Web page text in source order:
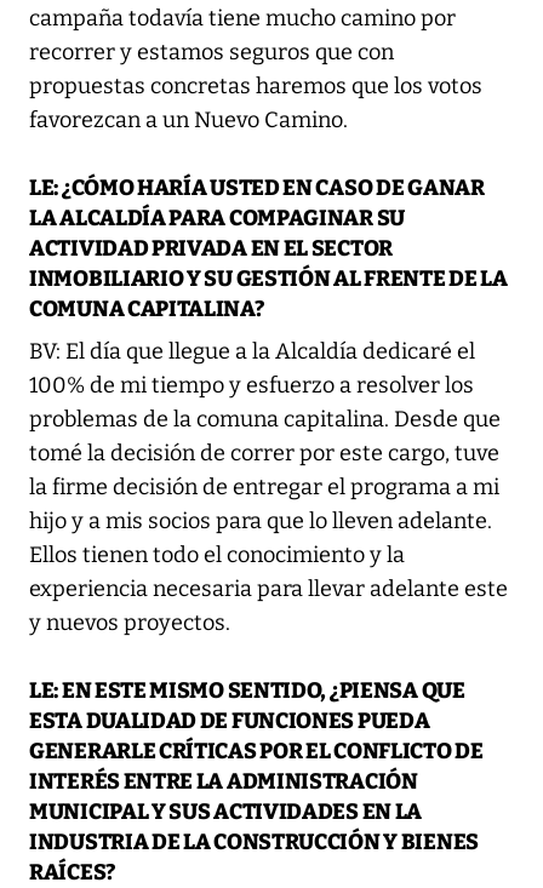
campaña todavía tiene mucho camino por
recorrer y estamos seguros que con
propuestas concretas haremos que los votos
favorezcan a un Nuevo Camino.
LE: ¿CÓMO HARÍA USTED EN CASO DE GANAR
LA ALCALDÍA PARA COMPAGINAR SU
ACTIVIDAD PRIVADA EN EL SECTOR
INMOBILIARIO Y SU GESTIÓN AL FRENTE DE LA
COMUNA CAPITALINA?
BV: El día que llegue a la Alcaldía dedicaré el
100% de mi tiempo y esfuerzo a resolver los
problemas de la comuna capitalina. Desde que
tomé la decisión de correr por este cargo, tuve
la firme decisión de entregar el programa a mi
hijo y a mis socios para que lo lleven adelante.
Ellos tienen todo el conocimiento y la
experiencia necesaria para llevar adelante este
y nuevos proyectos.
LE: EN ESTE MISMO SENTIDO, ¿PIENSA QUE
ESTA DUALIDAD DE FUNCIONES PUEDA
GENERARLE CRÍTICAS POR EL CONFLICTO DE
INTERÉS ENTRE LA ADMINISTRACIÓN
MUNICIPAL Y SUS ACTIVIDADES EN LA
INDUSTRIA DE LA CONSTRUCCIÓN Y BIENES
RAÍCES?